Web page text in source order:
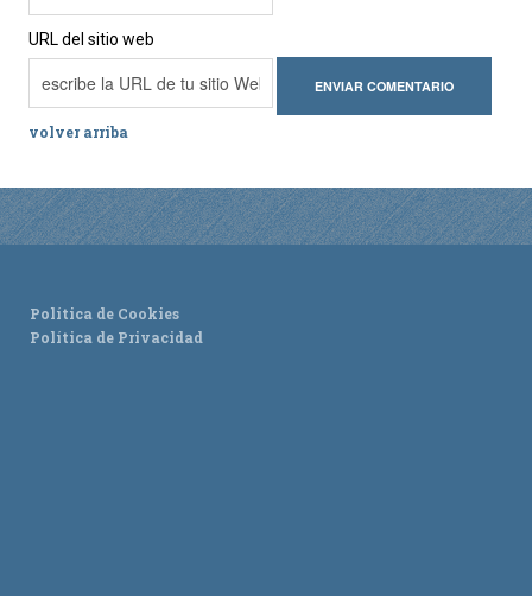
URL del sitio web
volver arriba
Política de Cookies
Política de Privacidad